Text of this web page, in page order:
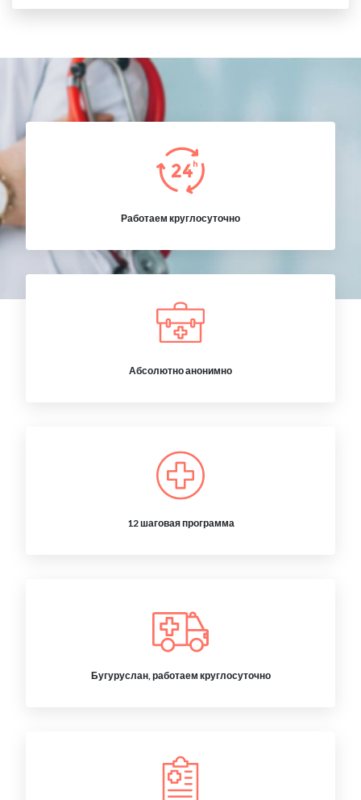
Работаем круглосуточно
Абсолютно анонимно
12 шаговая программа
Бугуруслан, работаем круглосуточно